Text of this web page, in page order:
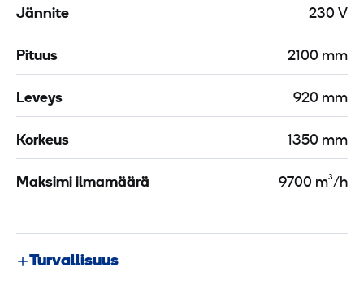
Jännite 230 V
Pituus 2100 mm
Leveys 920 mm
Korkeus 1350 mm
Maksimi ilmamäärä 9700 m³/h
Turvallisuus